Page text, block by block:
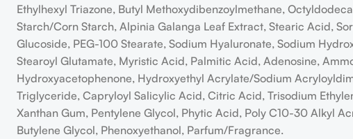
Ethylhexyl Triazone, Butyl Methoxydibenzoylmethane,
Starch/Corn Starch, Alpinia Galanga Leaf Extract, Stearic Acid,
Glucoside, PEG-100 Stearate, Sodium Hyaluronate, Sodium
Stearoyl Glutamate, Myristic Acid, Palmitic Acid, Adenosine,
Hydroxyacetophenone, Hydroxyethyl Acrylate/Sodium
Triglyceride, Capryloyl Salicylic Acid, Citric Acid, Trisodium
Xanthan Gum, Pentylene Glycol, Phytic Acid, Poly C10-30 Alkyl
Butylene Glycol, Phenoxyethanol, Parfum/Fragrance.